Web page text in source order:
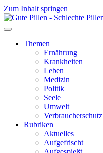
Zum Inhalt springen
Themen
Ernährung
Krankheiten
Leben
Medizin
Politik
Seele
Umwelt
Verbraucherschutz
Rubriken
Aktuelles
Aufgefrischt